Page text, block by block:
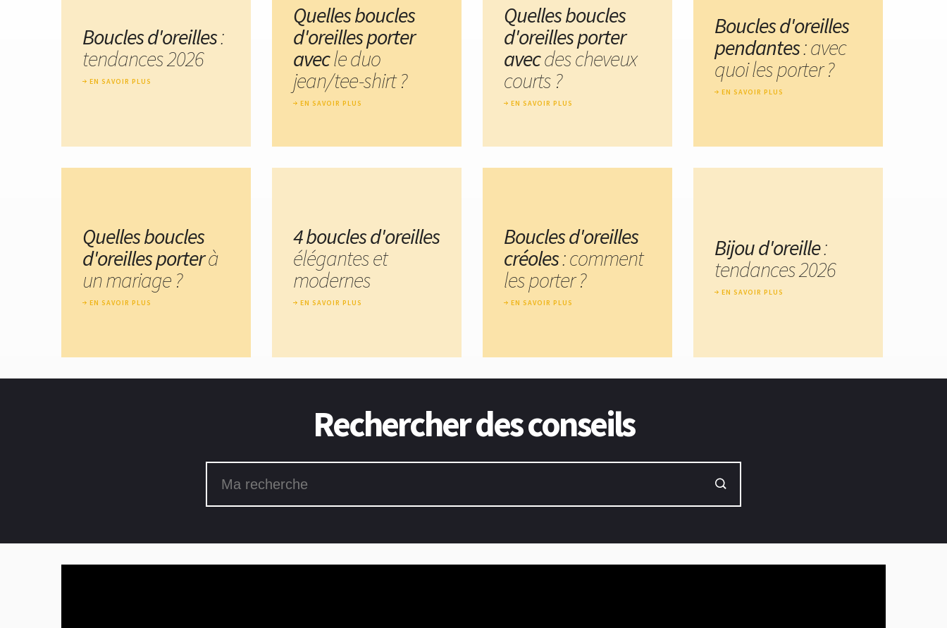
Boucles d'oreilles:
tendances 2026
EN SAVOIR PLUS
Quelles boucles
d'oreilles porter
avecle duo
jean/tee-shirt ?
EN SAVOIR PLUS
Quelles boucles
d'oreilles porter
avecdes cheveux
courts ?
EN SAVOIR PLUS
Boucles d'oreilles
pendantes: avec
quoi les porter ?
EN SAVOIR PLUS
Quelles boucles
d'oreilles porterà
un mariage ?
EN SAVOIR PLUS
4 boucles d'oreilles
élégantes et
modernes
EN SAVOIR PLUS
Boucles d'oreilles
créoles: comment
les porter ?
EN SAVOIR PLUS
Bijou d'oreille:
tendances 2026
EN SAVOIR PLUS
Rechercher des conseils